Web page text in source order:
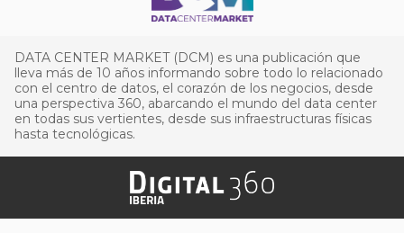
DATA CENTER MARKET (DCM) es una publicación que
lleva más de 10 años informando sobre todo lo relacionado
con el centro de datos, el corazón de los negocios, desde
una perspectiva 360, abarcando el mundo del data center
en todas sus vertientes, desde sus infraestructuras físicas
hasta tecnológicas.